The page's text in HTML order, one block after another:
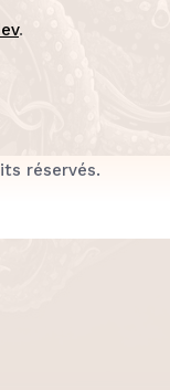
.
réservés.